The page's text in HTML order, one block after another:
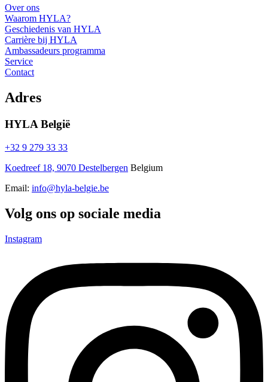
Over ons
Waarom HYLA?
Geschiedenis van HYLA
Carrière bij HYLA
Ambassadeurs programma
Service
Contact
Adres
HYLA België
+32 9 279 33 33
Koedreef 18, 9070 Destelbergen Belgium
Email: info@hyla-belgie.be
Volg ons op sociale media
Instagram